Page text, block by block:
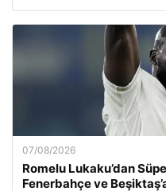
07/08/2026
Romelu Lukaku’dan
Fenerbahçe ve